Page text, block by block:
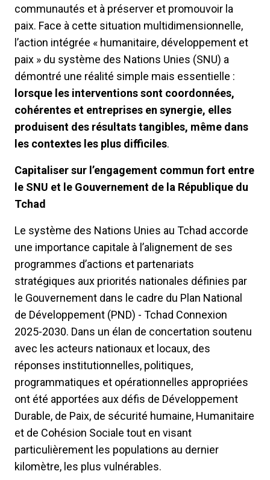
communautés et à préserver et promouvoir la
paix. Face à cette situation multidimensionnelle,
l’action intégrée « humanitaire, développement et
paix » du système des Nations Unies (SNU) a
démontré une réalité simple mais essentielle :
lorsque les interventions sont coordonnées,
cohérentes et entreprises en synergie, elles
produisent des résultats tangibles, même dans
les contextes les plus difficiles.
Capitaliser sur l’engagement commun fort entre
le SNU et le Gouvernement de la République du
Tchad
Le système des Nations Unies au Tchad accorde
une importance capitale à l’alignement de ses
programmes d’actions et partenariats
stratégiques aux priorités nationales définies par
le Gouvernement dans le cadre du Plan National
de Développement (PND) - Tchad Connexion
2025-2030. Dans un élan de concertation soutenu
avec les acteurs nationaux et locaux, des
réponses institutionnelles, politiques,
programmatiques et opérationnelles appropriées
ont été apportées aux défis de Développement
Durable, de Paix, de sécurité humaine, Humanitaire
et de Cohésion Sociale tout en visant
particulièrement les populations au dernier
kilomètre, les plus vulnérables.